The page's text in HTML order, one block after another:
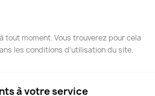
tout moment. Vous trouverez pour cela
les conditions d'utilisation du site.
à votre service